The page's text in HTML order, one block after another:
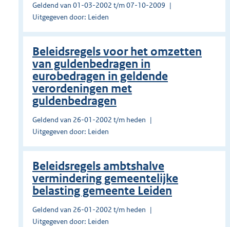
Geldend van 01-03-2002 t/m 07-10-2009
Uitgegeven door: Leiden
Beleidsregels voor het omzetten
van guldenbedragen in
eurobedragen in geldende
verordeningen met
guldenbedragen
Geldend van 26-01-2002 t/m heden
Uitgegeven door: Leiden
Beleidsregels ambtshalve
vermindering gemeentelijke
belasting gemeente Leiden
Geldend van 26-01-2002 t/m heden
Uitgegeven door: Leiden